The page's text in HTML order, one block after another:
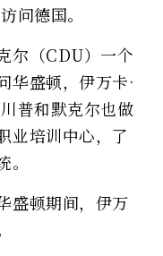
问德国。
尔（CDU）一个
华盛顿，伊万卡·
普和默克尔也做
业培训中心，了
盛顿期间，伊万